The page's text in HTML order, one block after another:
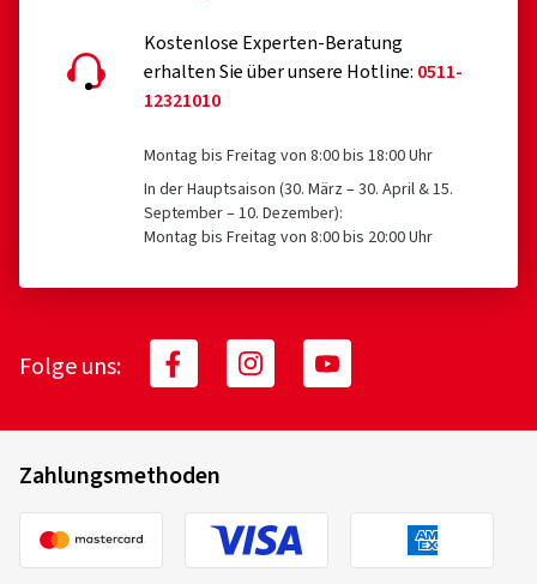
Kostenlose Experten-Beratung
erhalten Sie über unsere Hotline: 0511-
12321010
Montag bis Freitag von 8:00 bis 18:00 Uhr
In der Hauptsaison (30. März – 30. April & 15.
September – 10. Dezember):
Montag bis Freitag von 8:00 bis 20:00 Uhr
Folge uns:
Zahlungsmethoden